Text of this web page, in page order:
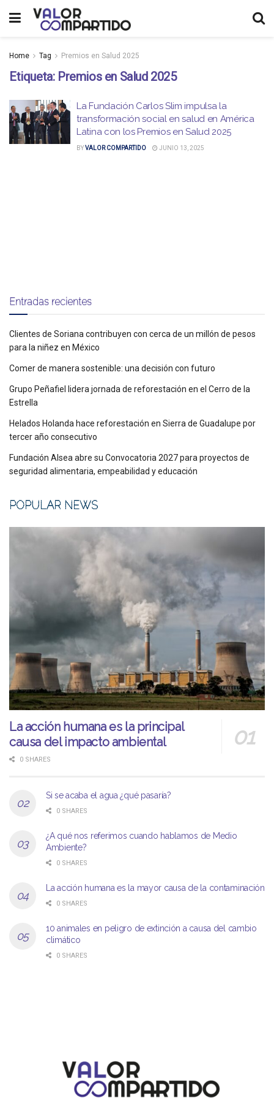
Home Tag Premios en Salud 2025
Etiqueta: Premios en Salud 2025
La Fundación Carlos Slim impulsa la
transformación social en salud en América
Latina con los Premios en Salud 2025
BYVALOR COMPARTIDO JUNIO 13, 2025
Entradas recientes
Clientes de Soriana contribuyen con cerca de un millón de pesos
para la niñez en México
Comer de manera sostenible: una decisión con futuro
Grupo Peñafiel lidera jornada de reforestación en el Cerro de la
Estrella
Helados Holanda hace reforestación en Sierra de Guadalupe por
tercer año consecutivo
Fundación Alsea abre su Convocatoria 2027 para proyectos de
seguridad alimentaria, empeabilidad y educación
POPULAR NEWS
La acción humana es la principal
causa del impacto ambiental
0 SHARES
Si se acaba el agua ¿qué pasaría?
0 SHARES
¿A qué nos referimos cuando hablamos de Medio
Ambiente?
0 SHARES
La acción humana es la mayor causa de la contaminación
0 SHARES
10 animales en peligro de extinción a causa del cambio
climático
0 SHARES